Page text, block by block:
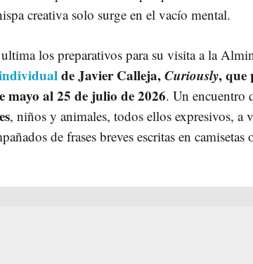
creativa solo surge en el vacío mental.
los preparativos para su visita a la
de Javier Calleja,Curiously, que
mayo al 25 de julio de 2026. Un encuentro
, niños y animales, todos ellos expresivos, a
de frases breves escritas en camisetas